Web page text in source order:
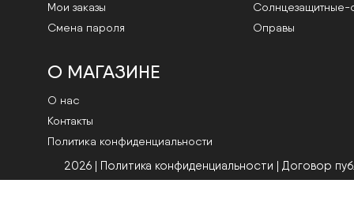
Мои заказы
Смена пароля
Cолнцезащитные-
Оправы
О МАГАЗИНЕ
О нас
Контакты
Политика конфиденциальности
2026 | Политика конфиденциальности | Договор